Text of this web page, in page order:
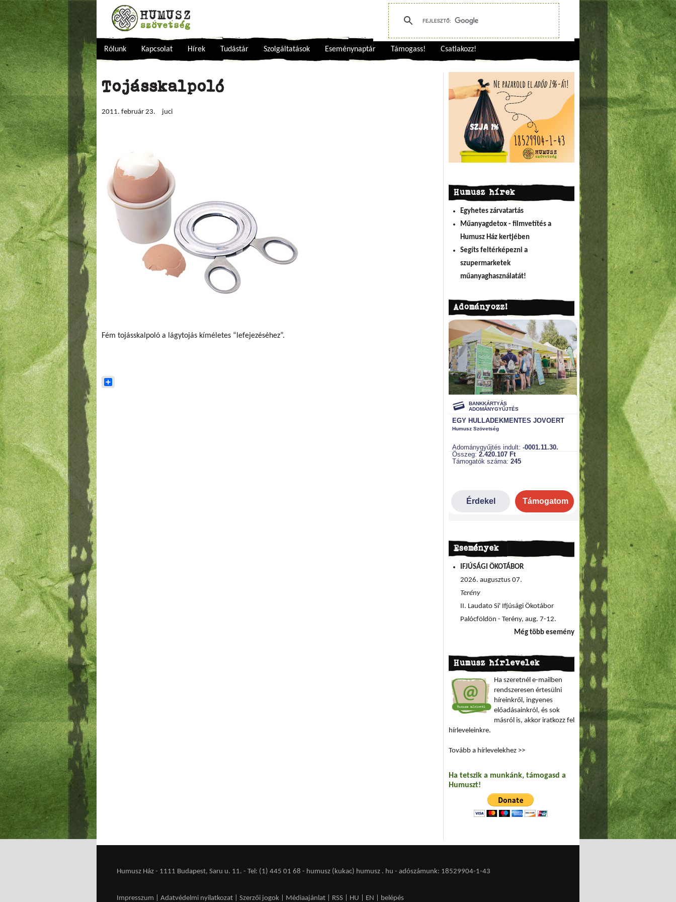
Rólunk Kapcsolat Hírek Tudástár Szolgáltatások Eseménynaptár Támogass! Csatlakozz!
Tojásskalpoló
2011. február 23. juci
Fém tojásskalpoló a lágytojás kíméletes “lefejezéséhez”.
Humusz hírek
Egyhetes zárvatartás
Műanyagdetox - filmvetítés a
Humusz Ház kertjében
Segíts feltérképezni a
szupermarketek
műanyaghasználatát!
Adományozz!
Események
IFJÚSÁGI ÖKOTÁBOR
2026. augusztus 07.
Terény
II. Laudato Si' Ifjúsági Ökotábor
Palócföldön - Terény, aug. 7-12.
Még több esemény
Humusz hírlevelek
Ha szeretnél e-mailben
rendszeresen értesülni
híreinkről, ingyenes
előadásainkról, és sok
másról is, akkor iratkozz fel
hírleveleinkre.
Tovább a hírlevelekhez >>
Ha tetszik a munkánk, támogasd a
Humuszt!
Humusz Ház - 1111 Budapest, Saru u. 11. - Tel: (1) 445 01 68 - humusz (kukac) humusz . hu - adószámunk: 18529904-1-43
Impresszum Adatvédelmi nyilatkozat Szerzői jogok Médiaajánlat RSS HU EN belépés